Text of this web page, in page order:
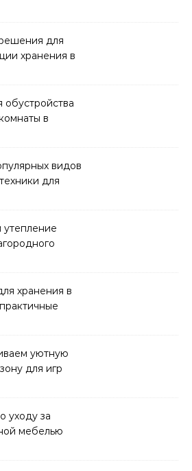
для
хранения в
в
видов
для
хранения в
уютную
для игр
уходу за
мебелью